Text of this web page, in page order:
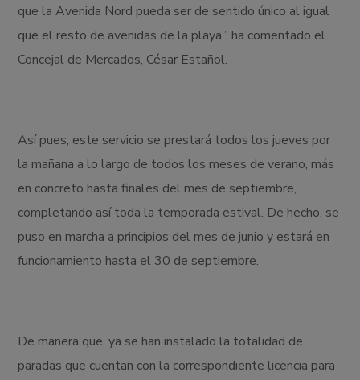
que la Avenida Nord pueda ser de sentido único al igual
que el resto de avenidas de la playa”, ha comentado el
Concejal de Mercados, César Estañol.
Así pues, este servicio se prestará todos los jueves por
la mañana a lo largo de todos los meses de verano, más
en concreto hasta finales del mes de septiembre,
completando así toda la temporada estival. De hecho, se
puso en marcha a principios del mes de junio y estará en
funcionamiento hasta el 30 de septiembre.
De manera que, ya se han instalado la totalidad de
paradas que cuentan con la correspondiente licencia para